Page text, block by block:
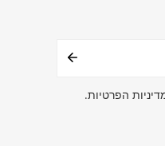
הפרטיות.